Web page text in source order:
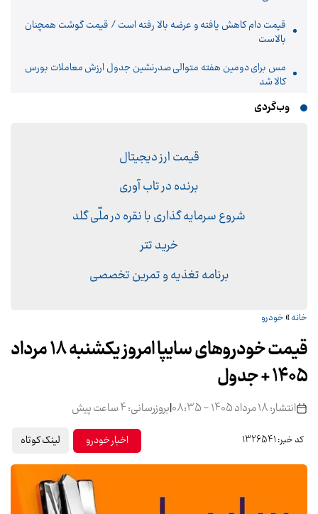
قیمت دام کاهش یافته و عرضه بالا رفته است / قیمت گوشت همچنان
بالاست
مس برای دومین هفته متوالی صدرنشین جدول ارزش معاملات بورس
کالا شد
وب‌گردی
قیمت ارز دیجیتال
برنده در تاب آوری
شروع سرمایه گذاری با نقره در ملّی گلد
خرید تتر
برنامه تغذیه و تمرین تخصصی